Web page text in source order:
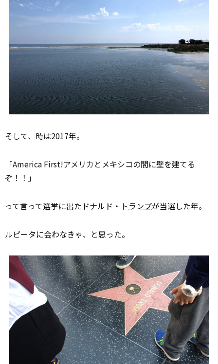
そして、時は2017年。
「America First!アメリカとメキシコの間に壁を建てる
ぞ！！」
って言って選挙に出たドナルド・トランプが当選した年。
ルピータに会わなきゃ、と思った。